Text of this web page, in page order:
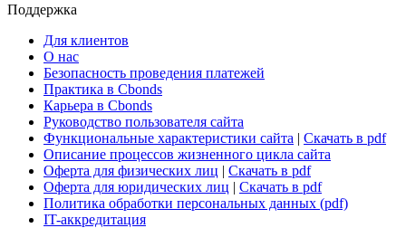
Поддержка
Для клиентов
О нас
Безопасность проведения платежей
Практика в Cbonds
Карьера в Cbonds
Руководство пользователя сайта
Функциональные характеристики сайта | Скачать в pdf
Описание процессов жизненного цикла сайта
Оферта для физических лиц | Скачать в pdf
Оферта для юридических лиц | Скачать в pdf
Политика обработки персональных данных (pdf)
IT-аккредитация